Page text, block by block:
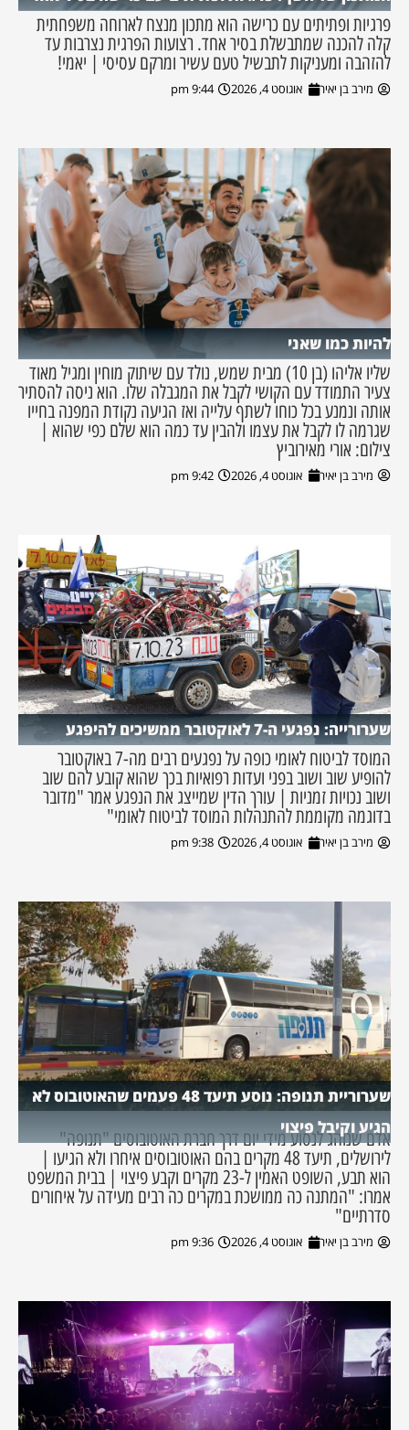
פרגיות ופתיתים עם כרישה הוא מתכון מנצח לארוחה משפחתית
קלה להכנה שמתבשלת בסיר אחד. רצועות הפרגית נצרבות עד
להזהבה ומעניקות לתבשיל טעם עשיר ומרקם עסיסי | יאמי!
מירב בן יאיר אוגוסט 4, 2026 9:44 pm
להיות כמו שאני
שליו אליהו (בן 10) מבית שמש, נולד עם שיתוק מוחין ומגיל מאוד
צעיר התמודד עם הקושי לקבל את המגבלה שלו. הוא ניסה להסתיר
אותה ונמנע בכל כוחו לשתף עלייה ואז הגיעה נקודת המפנה בחייו
שגרמה לו לקבל את עצמו ולהבין עד כמה הוא שלם כפי שהוא |
צילום: אורי מאירוביץ
מירב בן יאיר אוגוסט 4, 2026 9:42 pm
שערורייה: נפגעי ה-7 לאוקטובר ממשיכים להיפגע
המוסד לביטוח לאומי כופה על נפגעים רבים מה-7 באוקטובר
להופיע שוב ושוב בפני ועדות רפואיות בכך שהוא קובע להם שוב
ושוב נכויות זמניות | עורך הדין שמייצג את הנפגע אמר "מדובר
בדוגמה מקוממת להתנהלות המוסד לביטוח לאומי"
מירב בן יאיר אוגוסט 4, 2026 9:38 pm
שערוריית תנופה: נוסע תיעד 48 פעמים שהאוטובוס לא
הגיע וקיבל פיצוי
אדם שנוהג לנסוע מידי יום דרך חברת האוטובוסים "תנופה"
לירושלים, תיעד 48 מקרים בהם האוטובוסים איחרו ולא הגיעו |
הוא תבע, השופט האמין ל-23 מקרים וקבע פיצוי | בבית המשפט
אמרו: "המתנה כה ממושכת במקרים כה רבים מעידה על איחורים
סדרתיים"
מירב בן יאיר אוגוסט 4, 2026 9:36 pm